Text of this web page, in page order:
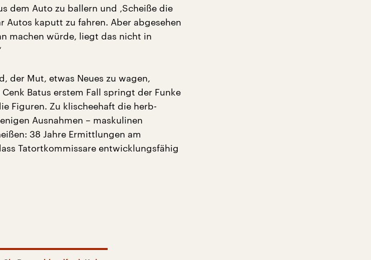
dem Auto zu ballern und ‚Scheiße die
Autos kaputt zu fahren. Aber abgesehen
machen würde, liegt das nicht in
der Mut, etwas Neues zu wagen,
Batus erstem Fall springt der Funke
Figuren. Zu klischeehaft die herb-
Ausnahmen – maskulinen
38 Jahre Ermittlungen am
Tatortkommissare entwicklungsfähig